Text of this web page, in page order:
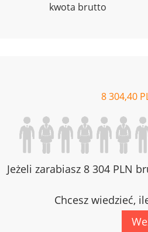
kwota brutto
8 304,40
Jeżeli zarabiasz 8 304 PLN
Chcesz wiedzieć,